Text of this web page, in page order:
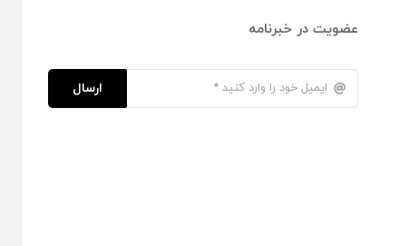
عضویت در خبرنامه
ارسال